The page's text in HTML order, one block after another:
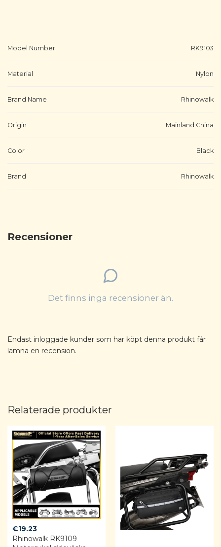
Model Number RK9103
Material Nylon
Brand Name Rhinowalk
Origin Mainland China
Color Black
Brand Rhinowalk
Recensioner
Det finns inga recensioner än.
Endast inloggade kunder som har köpt denna produkt får
lämna en recension.
Relaterade produkter
€19.23
Rhinowalk RK9109